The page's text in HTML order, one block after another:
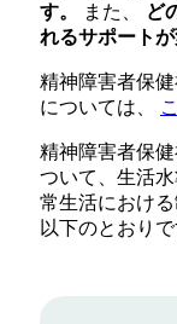
す。
また、
ど
れるサポートが
精神障害者保
については、
精神障害者保
ついて、生活
常生活におけ
以下のとおりで